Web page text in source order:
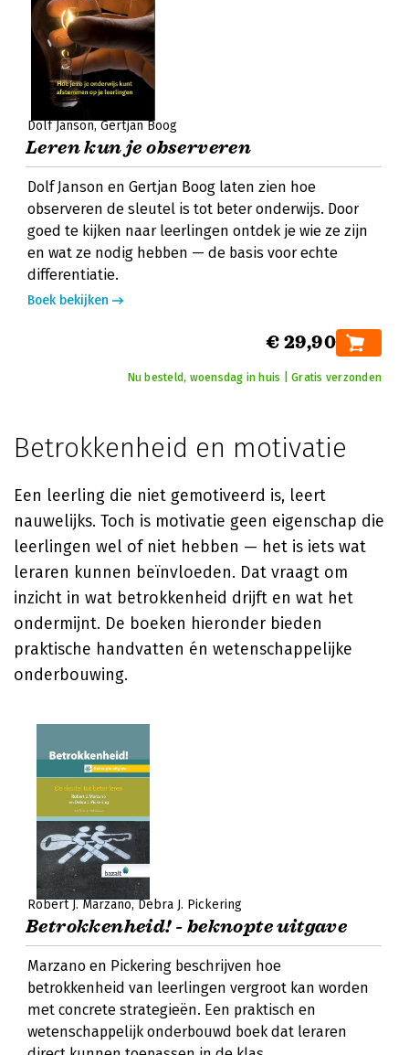
Dolf Janson Gertjan Boog
Leren kun je observeren
Dolf Janson en Gertjan Boog laten zien hoe
observeren de sleutel is tot beter onderwijs. Door
goed te kijken naar leerlingen ontdek je wie ze zijn
en wat ze nodig hebben — de basis voor echte
differentiatie.
Boek bekijken
€ 29,90
Nu besteld, woensdag in huis | Gratis verzonden
Betrokkenheid en motivatie
Een leerling die niet gemotiveerd is, leert
nauwelijks. Toch is motivatie geen eigenschap die
leerlingen wel of niet hebben — het is iets wat
leraren kunnen beïnvloeden. Dat vraagt om
inzicht in wat betrokkenheid drijft en wat het
ondermijnt. De boeken hieronder bieden
praktische handvatten én wetenschappelijke
onderbouwing.
Robert J. Marzano Debra J. Pickering
Betrokkenheid! - beknopte uitgave
Marzano en Pickering beschrijven hoe
betrokkenheid van leerlingen vergroot kan worden
met concrete strategieën. Een praktisch en
wetenschappelijk onderbouwd boek dat leraren